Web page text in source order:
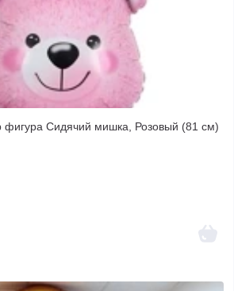
Сидячий мишка, Розовый (81 см)